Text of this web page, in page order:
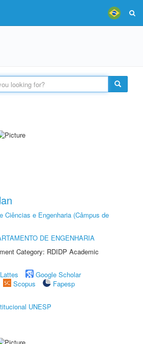
Ciências e Engenharia (Câmpus de
DE ENGENHARIA
Category: RDIDP Academic
Google Scholar
Scopus
Fapesp
UNESP